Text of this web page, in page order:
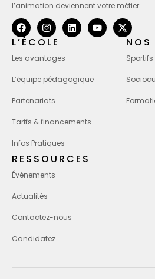
l’animation deviennent votre métier.
L’ÉCOLE
Les avantages
L’équipe pédagogique
Partenariats
Tarifs & financements
Infos Pratiques
NOS
Sportifs
RESSOURCES
Évènements
Actualités
Contactez-nous
Candidatez